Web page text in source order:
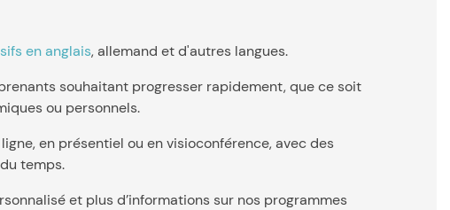
en anglais, allemand et d'autres langues.
souhaitant progresser rapidement, que ce soit
ou personnels.
en présentiel ou en visioconférence, avec des
temps.
et plus d’informations sur nos programmes